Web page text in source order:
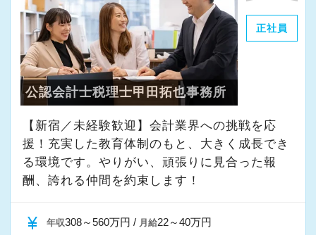
・将来の中核人材を募集
＜先輩スタッフの声＞
Q. 当事務所を選んだ理由は？
A. 幅広い業務を経験できる点に魅力を感じ、入
Q. 実際に働いてみてどうですか？
A. さまざまな業務を任せてもらえるので、以前
正社員
公認会計士税理士甲田拓也事務所
【新宿／未経験歓迎】会計業界への挑戦を応
援！充実した教育体制のもと、大きく成長でき
る環境です。やりがい、頑張りに見合った報
酬、誇れる仲間を約束します！
currency_yen 年収308～560万円 / 月給22～40万円